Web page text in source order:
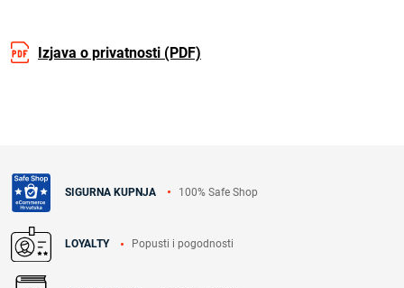
Izjava o privatnosti (PDF)
SIGURNA KUPNJA 100% Safe Shop
LOYALTY Popusti i pogodnosti